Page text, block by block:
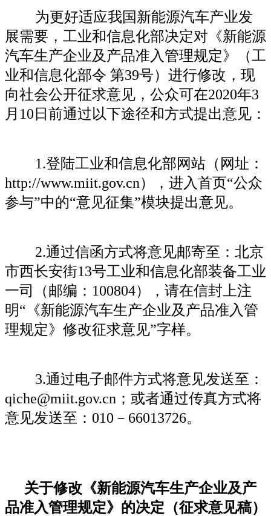
为更好适应我国新能源汽车产业发
展需要，工业和信息化部决定对《新能源
汽车生产企业及产品准入管理规定》（工
业和信息化部令 第39号）进行修改，现
向社会公开征求意见，公众可在2020年3
月10日前通过以下途径和方式提出意见：
1.登陆工业和信息化部网站（网址：
http://www.miit.gov.cn），进入首页“公众
参与”中的“意见征集”模块提出意见。
2.通过信函方式将意见邮寄至：北京
市西长安街13号工业和信息化部装备工业
一司（邮编：100804），请在信封上注
明“《新能源汽车生产企业及产品准入管
理规定》修改征求意见”字样。
3.通过电子邮件方式将意见发送至：
qiche@miit.gov.cn；或者通过传真方式将
意见发送至：010－66013726。
关于修改《新能源汽车生产企业及产
品准入管理规定》的决定 （征求意见稿）